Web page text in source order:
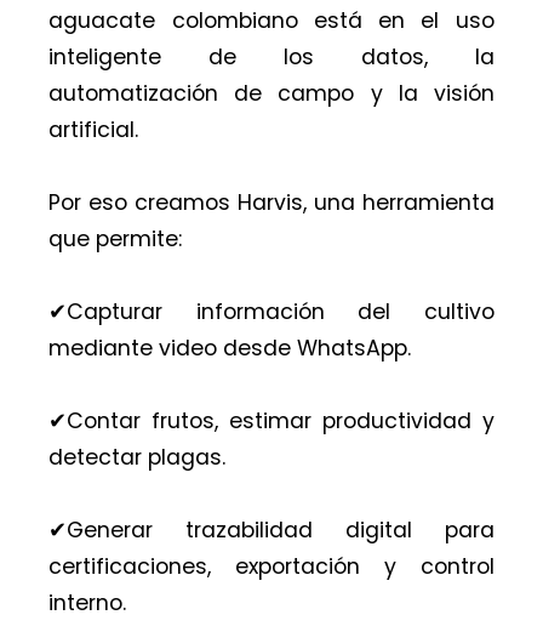
aguacate colombiano está en el uso
inteligente de los datos, la
automatización de campo y la visión
artificial.
Por eso creamos Harvis, una herramienta
que permite:
✔︎Capturar información del cultivo
mediante video desde WhatsApp.
✔︎Contar frutos, estimar productividad y
detectar plagas.
✔︎Generar trazabilidad digital para
certificaciones, exportación y control
interno.